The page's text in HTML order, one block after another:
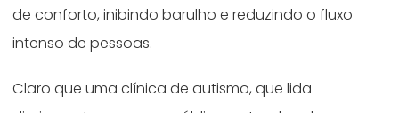
de conforto, inibindo barulho e reduzindo o fluxo
intenso de pessoas.
Claro que uma clínica de autismo, que lida